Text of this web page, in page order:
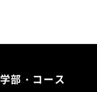
学部・コース